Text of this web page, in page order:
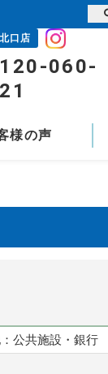
口店
060-
様の声
公共施設・銀行